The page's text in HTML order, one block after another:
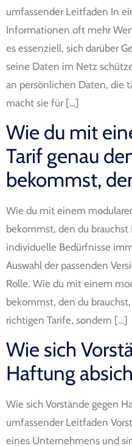
umfassender Leitfaden In
Informationen oft mehr
es essenziell, sich darüber
seine Daten im Netz
an persönlichen Daten, die
macht sie für […]
Wie du mit
Tarif genau
bekommst,
Wie du mit einem
bekommst, den du
individuelle Bedürfnisse
Auswahl der passenden
Rolle. Wie du mit einem
bekommst, den du
richtigen Tarife, sondern […]
Wie sich
Haftung
Wie sich Vorstände gegen
umfassender Leitfaden
eines Unternehmens und